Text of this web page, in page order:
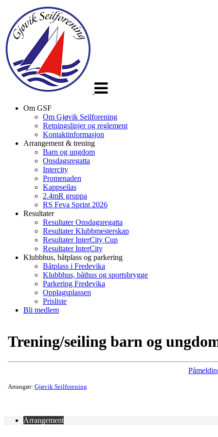
Om GSF
Om Gjøvik Seilforening
Retningslinjer og reglement
Kontaktinformasjon
Arrangement & trening
Barn og ungdom
Onsdagsregatta
Intercity
Promenaden
Kappseilas
2.4mR gruppa
RS Feva Sprint 2026
Resultater
Resultater Onsdagsregatta
Resultater Klubbmesterskap
Resultater InterCity Cup
Resultater InterCity
Klubbhus, båtplass og parkering
Båtplass i Fredevika
Klubbhus, båthus og sportsbrygge
Parkering Fredevika
Opplagsplassen
Prisliste
Bli medlem
Trening/seiling barn og
Arrangør: Gjøvik Seilforening
Arrangement